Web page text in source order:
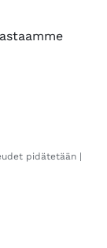
pidätetään |